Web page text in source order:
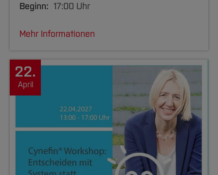
Beginn: 17:00 Uhr
Mehr Informationen
22.
April